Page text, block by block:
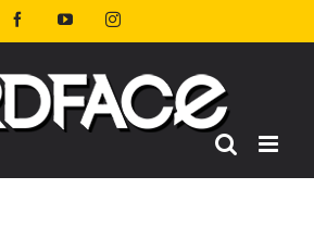
FacebookYouTubeInstagram